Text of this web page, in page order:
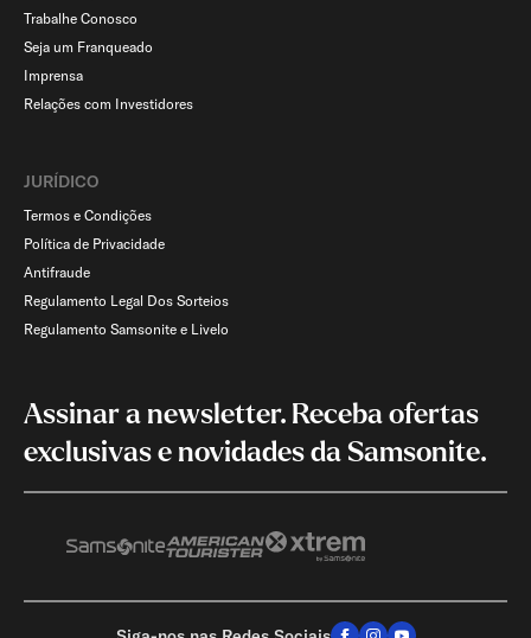
Trabalhe Conosco
Seja um Franqueado
Imprensa
Relações com Investidores
JURÍDICO
Termos e Condições
Política de Privacidade
Antifraude
Regulamento Legal Dos Sorteios
Regulamento Samsonite e Livelo
Assinar a newsletter. Receba ofertas
exclusivas e novidades da Samsonite.